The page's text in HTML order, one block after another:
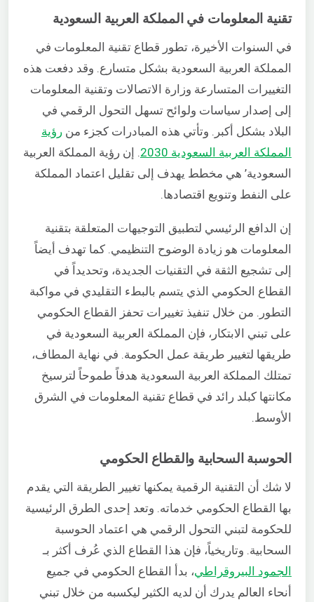
تقنية المعلومات في المملكة العربية السعودية
في السنوات الأخيرة، تطور قطاع تقنية المعلومات في
المملكة العربية السعودية بشكل متسارع. وقد دفعت هذه
التغييرات المتسارعة وزارة الاتصالات وتقنية المعلومات
إلى إصدار سياسات ولوائح تسهل التحول الرقمي في
البلاد بشكل أكبر. وتأتي هذه المبادرات كجزء من رؤية
المملكة العربية السعودية 2030
. إن رؤية المملكة العربية
السعودية’ هي مخطط يهدف إلى تقليل اعتماد المملكة
على النفط وتنويع اقتصادها.
إن الدافع الرئيسي لتطبيق التوجيهات المتعلقة بتقنية
المعلومات هو زيادة الوضوح التنظيمي. كما تهدف أيضاً
إلى تشجيع الثقة في التقنيات الجديدة، وتحديداً في
القطاع الحكومي الذي يتسم بالبطء التقليدي في مواكبة
التطور. من خلال تنفيذ تغييرات تحفز القطاع الحكومي
على تبني الابتكار، فإن المملكة العربية السعودية في
طريقها لتغيير طريقة عمل الحكومة. في نهاية المطاف،
تمتلك المملكة العربية السعودية هدفاً طموحاً لترسيخ
مكانتها كبلد رائد في قطاع تقنية المعلومات في الشرق
الأوسط.
الحوسبة السحابية والقطاع الحكومي
لا شك أن التقنية الرقمية يمكنها تغيير الطريقة التي يقدم
بها القطاع الحكومي خدماته. وتعد إحدى الطرق الرئيسية
للحكومة لتبني التحول الرقمي هي اعتماد الحوسبة
السحابية. وتاريخياً، فإن هذا القطاع الذي عُرف أكثر بـ
الجمود البيروقراطي، بدأ القطاع الحكومي في جميع
أنحاء العالم يدرك أن لديه الكثير ليكسبه من خلال تبني